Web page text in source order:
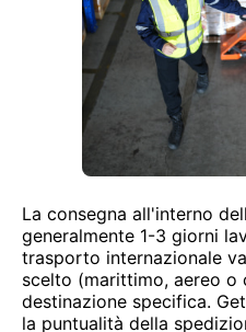
La consegna all'interno
generalmente 1-3 giorni
trasporto internazionale
scelto (marittimo, aereo o
destinazione specifica.
la puntualità della